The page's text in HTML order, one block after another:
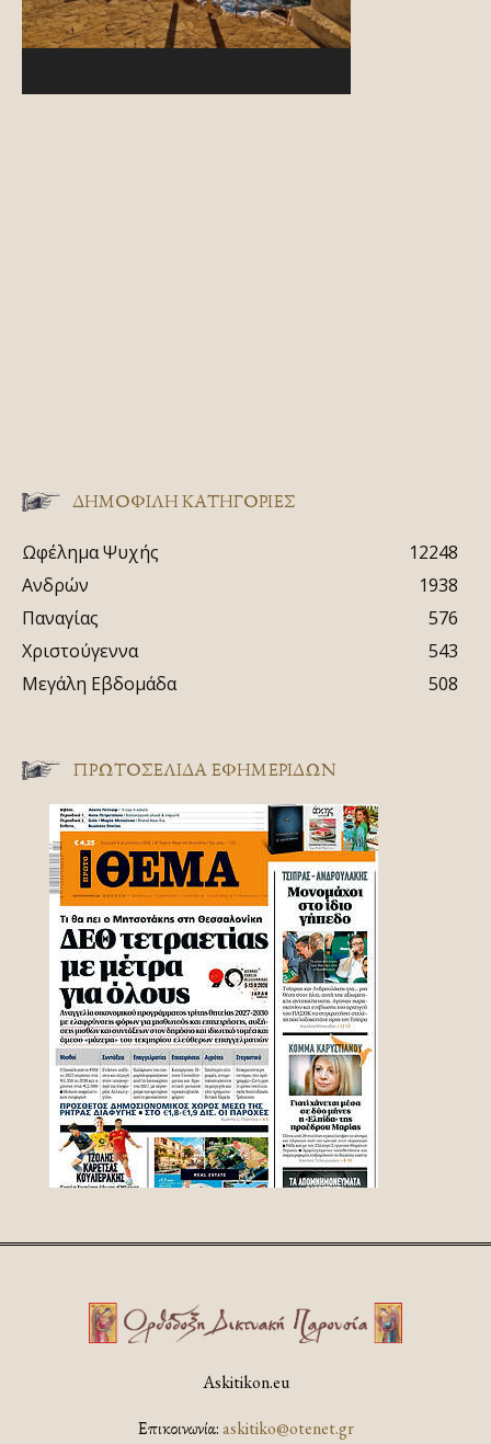
ΔΗΜΟΦΙΛΗ ΚΑΤΗΓΟΡΙΕΣ
Ωφέλημα Ψυχής
12248
Ανδρών
1938
Παναγίας
576
Χριστούγεννα
543
Μεγάλη Εβδομάδα
508
ΠΡΩΤΟΣΈΛΙΔΑ ΕΦΗΜΕΡΊΔΩΝ
Askitikon.eu
Επικοινωνία:askitiko@otenet.gr